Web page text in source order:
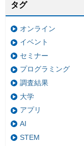
タグ
オンライン
イベント
セミナー
プログラミング
調査結果
大学
アプリ
AI
STEM